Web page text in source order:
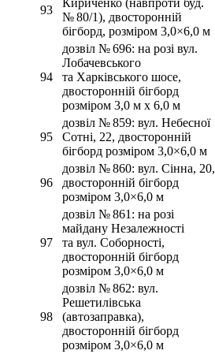
93
№ 80/1), двосторонній
бігборд, розміром 3,0×6,0 м
94
дозвіл № 696: на розі вул.
Лобачевського
та Харківського шосе,
двосторонній бігборд
розміром 3,0 м х 6,0 м
95
дозвіл № 859: вул. Небесної
Сотні, 22, двосторонній
бігборд розміром 3,0×6,0 м
96
дозвіл № 860: вул. Сінна, 20,
двосторонній бігборд
розміром 3,0×6,0 м
97
дозвіл № 861: на розі
майдану Незалежності
та вул. Соборності,
двосторонній бігборд
розміром 3,0×6,0 м
98
дозвіл № 862: вул.
Решетилівська
(автозаправка),
двосторонній бігборд
розміром 3,0×6,0 м